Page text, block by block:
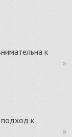
к
подход к